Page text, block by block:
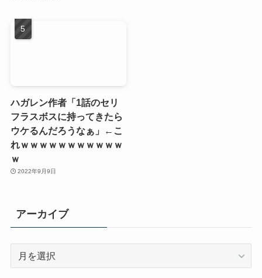
ハガレン作者「1話のセリ
フラスボスに持ってきたら
ウケるんだろうなぁ」←こ
れｗｗｗｗｗｗｗｗｗｗｗ
ｗ
2022年9月9日
アーカイブ